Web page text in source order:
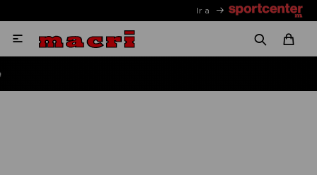
Ir a
